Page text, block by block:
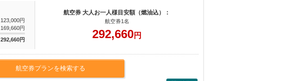
123,000円
169,660円
292,660円
航空券 大人お一人様目安額（燃油込）：
航空券1名
292,660円
航空券プランを検索する